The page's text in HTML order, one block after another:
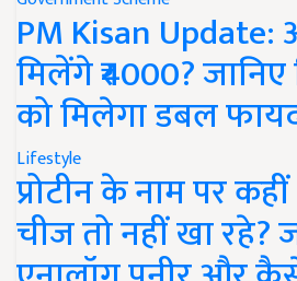
PM Kisan Update:
मिलेंगे ₹4000?
को मिलेगा डबल
Lifestyle
प्रोटीन के नाम पर
चीज तो नहीं खा रहे?